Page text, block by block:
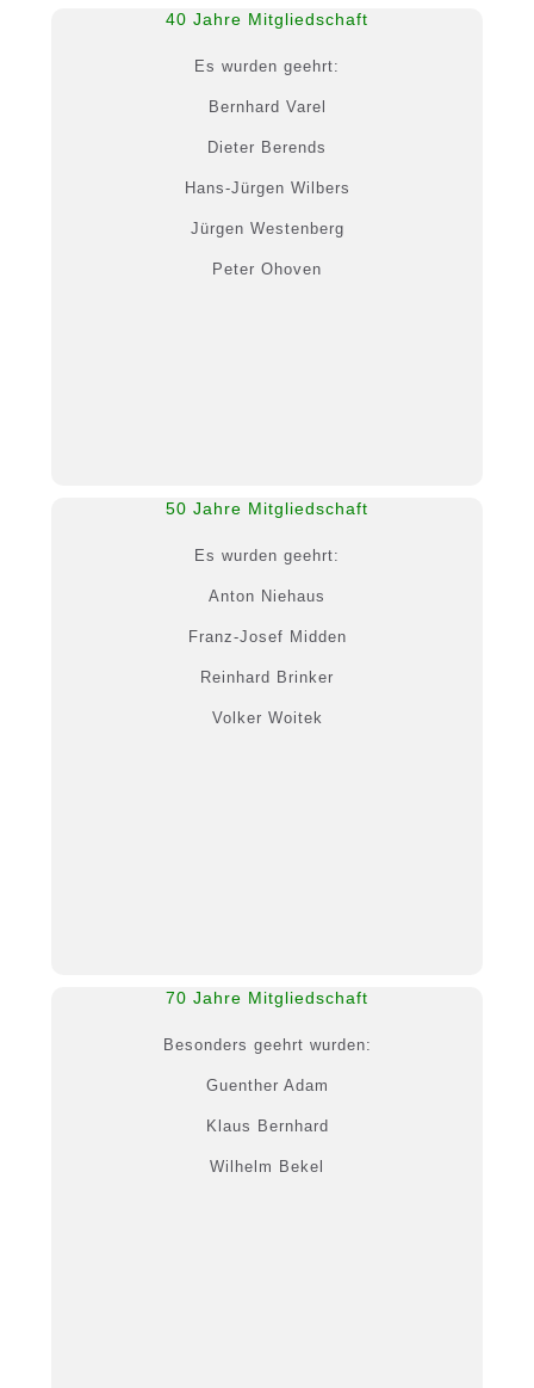
40 Jahre Mitgliedschaft
Es wurden geehrt:
Bernhard Varel
Dieter Berends
Hans-Jürgen Wilbers
Jürgen Westenberg
Peter Ohoven
50 Jahre Mitgliedschaft
Es wurden geehrt:
Anton Niehaus
Franz-Josef Midden
Reinhard Brinker
Volker Woitek
70 Jahre Mitgliedschaft
Besonders geehrt wurden:
Guenther Adam
Klaus Bernhard
Wilhelm Bekel